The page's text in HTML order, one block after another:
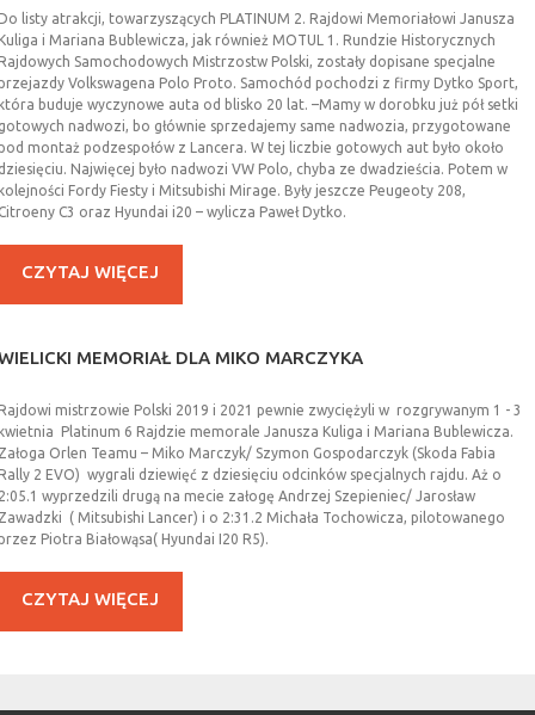
listy atrakcji, towarzyszących PLATINUM 2. Rajdowi Memoriałowi Janusza
i Mariana Bublewicza, jak również MOTUL 1. Rundzie Historycznych
Samochodowych Mistrzostw Polski, zostały dopisane specjalne
Volkswagena Polo Proto. Samochód pochodzi z firmy Dytko Sport,
buduje wyczynowe auta od blisko 20 lat. –Mamy w dorobku już pół setki
nadwozi, bo głównie sprzedajemy same nadwozia, przygotowane
montaż podzespołów z Lancera. W tej liczbie gotowych aut było około
Najwięcej było nadwozi VW Polo, chyba ze dwadzieścia. Potem w
Fordy Fiesty i Mitsubishi Mirage. Były jeszcze Peugeoty 208,
C3 oraz Hyundai i20 – wylicza Paweł Dytko.
CZYTAJ WIĘCEJ
MEMORIAŁ DLA MIKO MARCZYKA
mistrzowie Polski 2019 i 2021 pewnie zwyciężyli w rozgrywanym 1 - 3
Platinum 6 Rajdzie memorale Janusza Kuliga i Mariana Bublewicza.
Orlen Teamu – Miko Marczyk/ Szymon Gospodarczyk (Skoda Fabia
2 EVO) wygrali dziewięć z dziesięciu odcinków specjalnych rajdu. Aż o
wyprzedzili drugą na mecie załogę Andrzej Szepieniec/ Jarosław
( Mitsubishi Lancer) i o 2:31.2 Michała Tochowicza, pilotowanego
Piotra Białowąsa( Hyundai I20 R5).
CZYTAJ WIĘCEJ